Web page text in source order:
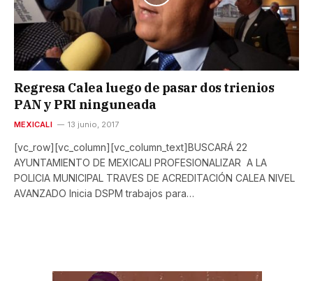
Regresa Calea luego de pasar dos trienios
PAN y PRI ninguneada
MEXICALI 13 junio, 2017
[vc_row][vc_column][vc_column_text]BUSCARÁ 22
AYUNTAMIENTO DE MEXICALI PROFESIONALIZAR A LA
POLICIA MUNICIPAL TRAVES DE ACREDITACIÓN CALEA NIVEL
AVANZADO Inicia DSPM trabajos para…